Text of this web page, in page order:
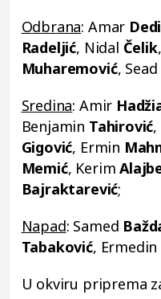
Odbrana: Amar
Radeljić, Nidal Čelik
Muharemović, Sead
Sredina: Amir
Benjamin Tahirović,
Gigović, Ermin
Memić, Kerim
Bajraktarević;
Napad: Samed
Tabaković, Ermedin
U okviru priprema